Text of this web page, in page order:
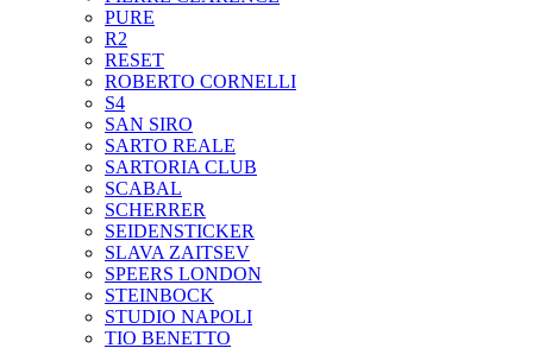
PURE
R2
RESET
ROBERTO CORNELLI
S4
SAN SIRO
SARTO REALE
SARTORIA CLUB
SCABAL
SCHERRER
SEIDENSTICKER
SLAVA ZAITSEV
SPEERS LONDON
STEINBOCK
STUDIO NAPOLI
TIO BENETTO